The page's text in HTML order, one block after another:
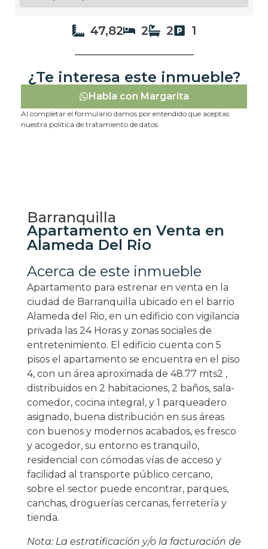
47,82 2 2 1
¿Te interesa este inmueble?
Habla con Margarita
Al completar el formulario damos por entendido que aceptas
nuestra política de tratamiento de datos.
Barranquilla
Apartamento en Venta en
Alameda Del Rio
Acerca de este inmueble
Apartamento para estrenar en venta en la
ciudad de Barranquilla ubicado en el barrio
Alameda del Rio, en un edificio con vigilancia
privada las 24 Horas y zonas sociales de
entretenimiento. El edificio cuenta con 5
pisos el apartamento se encuentra en el piso
4, con un área aproximada de 48.77 mts2 ,
distribuidos en 2 habitaciones, 2 baños, sala-
comedor, cocina integral, y 1 parqueadero
asignado, buena distribución en sus áreas
con buenos y modernos acabados, es fresco
y acogedor, su entorno es tranquilo,
residencial con cómodas vías de acceso y
facilidad al transporte público cercano,
sobre el sector puede encontrar, parques,
canchas, droguerías cercanas, ferretería y
tienda.
Nota: La estratificación y/o la facturación de